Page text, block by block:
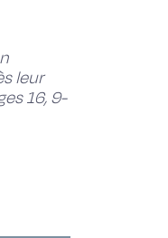
leur
16, 9-